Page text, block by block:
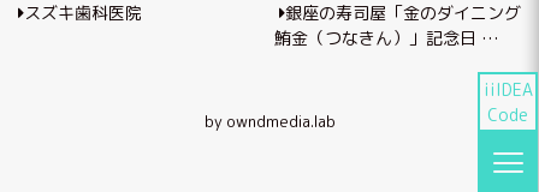
iiIDEA
Code
ョスズキ歯科医院
銀座の寿司屋「金のダイニング
鮪金（つなきん）」記念日 …
by owndmedia.lab